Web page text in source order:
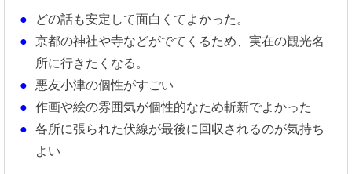
どの話も安定して面白くてよかった。
京都の神社や寺などがでてくるため、実在の観光名
所に行きたくなる。
悪友小津の個性がすごい
作画や絵の雰囲気が個性的なため斬新でよかった
各所に張られた伏線が最後に回収されるのが気持ち
よい